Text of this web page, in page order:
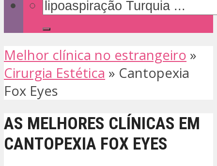
Melhor clínica no estrangeiro »
Cirurgia Estética » Cantopexia
Fox Eyes
AS MELHORES CLÍNICAS EM
CANTOPEXIA FOX EYES